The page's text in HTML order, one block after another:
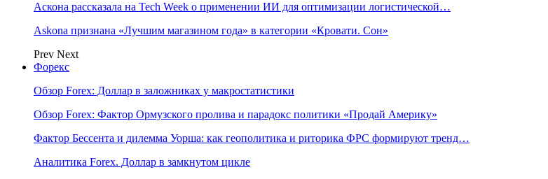
Аскона рассказала на Tech Week о применении ИИ для оптимизации логистической…
Askona признана «Лучшим магазином года» в категории «Кровати. Сон»
Prev Next
Форекс
Обзор Forex: Доллар в заложниках у макростатистики
Обзор Forex: Фактор Ормузского пролива и парадокс политики «Продай Америку»
Фактор Бессента и дилемма Уорша: как геополитика и риторика ФРС формируют тренд…
Аналитика Forex. Доллар в замкнутом цикле